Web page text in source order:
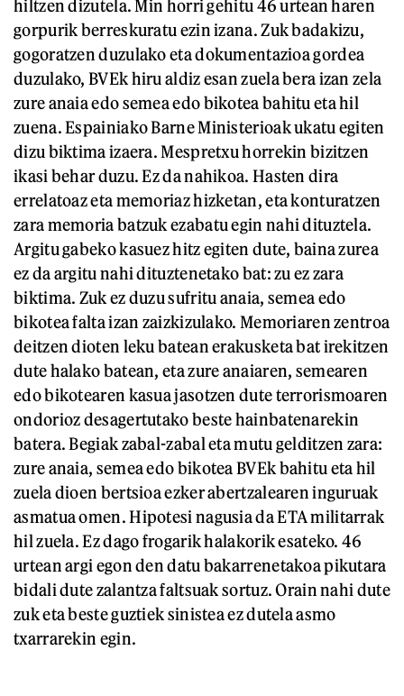
hiltzen dizutela. Min horri gehitu 46 urtean haren
gorpurik berreskuratu ezin izana. Zuk badakizu,
gogoratzen duzulako eta dokumentazioa gordea
duzulako, BVEk hiru aldiz esan zuela bera izan zela
zure anaia edo semea edo bikotea bahitu eta hil
zuena. Espainiako Barne Ministerioak ukatu egiten
dizu biktima izaera. Mespretxu horrekin bizitzen
ikasi behar duzu. Ez da nahikoa. Hasten dira
errelatoaz eta memoriaz hizketan, eta konturatzen
zara memoria batzuk ezabatu egin nahi dituztela.
Argitu gabeko kasuez hitz egiten dute, baina zurea
ez da argitu nahi dituztenetako bat: zu ez zara
biktima. Zuk ez duzu sufritu anaia, semea edo
bikotea falta izan zaizkizulako. Memoriaren zentroa
deitzen dioten leku batean erakusketa bat irekitzen
dute halako batean, eta zure anaiaren, semearen
edo bikotearen kasua jasotzen dute terrorismoaren
ondorioz desagertutako beste hainbatenarekin
batera. Begiak zabal-zabal eta mutu gelditzen zara:
zure anaia, semea edo bikotea BVEk bahitu eta hil
zuela dioen bertsioa ezker abertzalearen inguruak
asmatua omen. Hipotesi nagusia da ETA militarrak
hil zuela. Ez dago frogarik halakorik esateko. 46
urtean argi egon den datu bakarrenetakoa pikutara
bidali dute zalantza faltsuak sortuz. Orain nahi dute
zuk eta beste guztiek sinistea ez dutela asmo
txarrarekin egin.